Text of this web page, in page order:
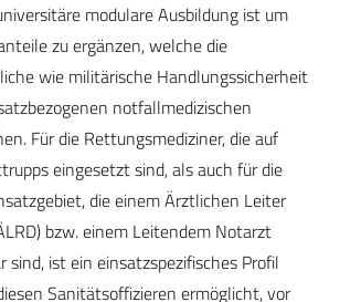
modulare Ausbildung ist um
zu ergänzen, welche die
wie militärische Handlungssicherheit
notfallmedizischen
Für die Rettungsmediziner, die auf
eingesetzt sind, als auch für die
die einem Ärztlichen Leiter
bzw. einem Leitendem Notarzt
sind, ist ein einsatzspezifisches Profil
Sanitätsoffizieren ermöglicht, vor